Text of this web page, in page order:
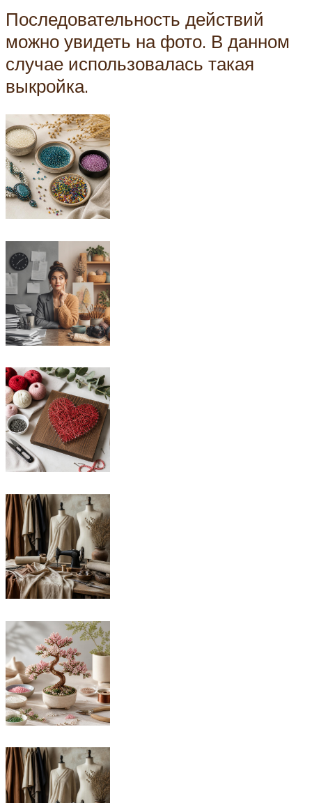
Последовательность действий
можно увидеть на фото. В данном
случае использовалась такая
выкройка.